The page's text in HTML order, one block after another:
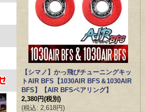
【シマノ】かっ飛びチューニングキッ
トAIR BFS【1030AIR BFS＆1030AIR
BFS】【AIR BFSベアリング】
2,380円(税別)
(税込: 2,618円)